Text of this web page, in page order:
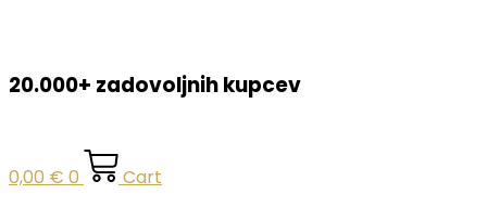
20.000+ zadovoljnih kupcev
0,00 € 0
Cart